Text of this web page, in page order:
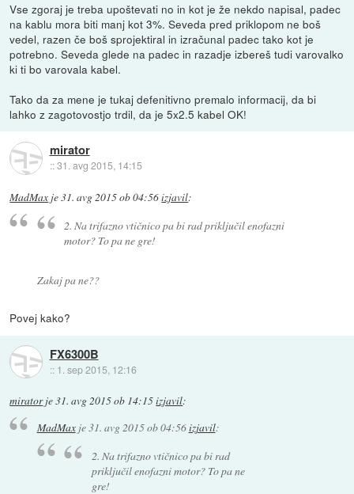
Vse zgoraj je treba upoštevati no in kot je že nekdo napisal, padec
na kablu mora biti manj kot 3%. Seveda pred priklopom ne boš
vedel, razen če boš sprojektiral in izračunal padec tako kot je
potrebno. Seveda glede na padec in razadje izbereš tudi varovalko
ki ti bo varovala kabel.
Tako da za mene je tukaj defenitivno premalo informacij, da bi
lahko z zagotovostjo trdil, da je 5x2.5 kabel OK!
mirator
::31. avg 2015, 14:15
MadMax je31. avg 2015 ob 04:56izjavil:
2. Na trifazno vtičnico pa bi rad priključil enofazni
motor? To pa ne gre!
Zakaj pa ne??
Povej kako?
FX6300B
:: 1. sep 2015, 12:16
miratorje31. avg 2015 ob 14:15izjavil:
MadMaxje31. avg 2015 ob 04:56izjavil:
2. Na trifazno vtičnico pa bi rad
priključil enofazni motor? To pa ne
gre!